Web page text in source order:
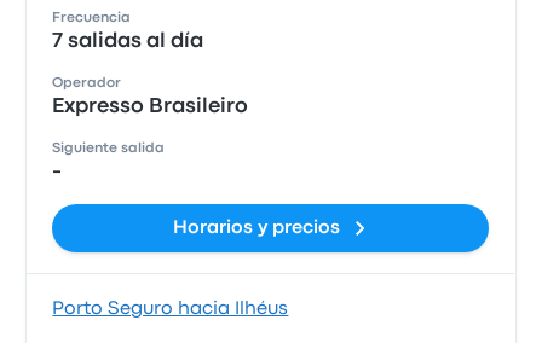
Frecuencia
7 salidas al día
Operador
Expresso Brasileiro
Siguiente salida
-
Horarios y precios
Porto Seguro hacia Ilhéus